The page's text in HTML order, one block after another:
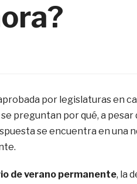
por legislaturas en
preguntan por qué, a pesar
se encuentra en una
de verano permanente, la